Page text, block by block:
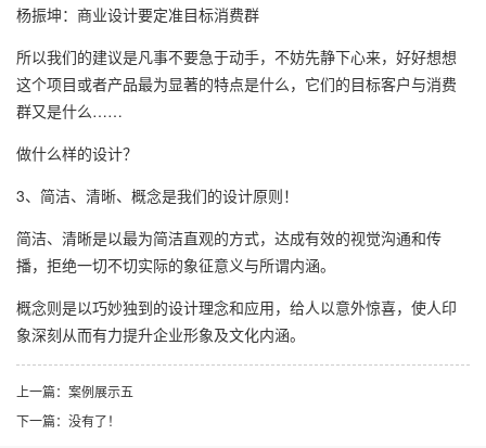
杨振坤：商业设计要定准目标消费群
所以我们的建议是凡事不要急于动手，不妨先静下心来，好好想想
这个项目或者产品最为显著的特点是什么，它们的目标客户与消费
群又是什么……
做什么样的设计？
3、简洁、清晰、概念是我们的设计原则！
简洁、清晰是以最为简洁直观的方式，达成有效的视觉沟通和传
播，拒绝一切不切实际的象征意义与所谓内涵。
概念则是以巧妙独到的设计理念和应用，给人以意外惊喜，使人印
象深刻从而有力提升企业形象及文化内涵。
上一篇： 案例展示五
下一篇：没有了！